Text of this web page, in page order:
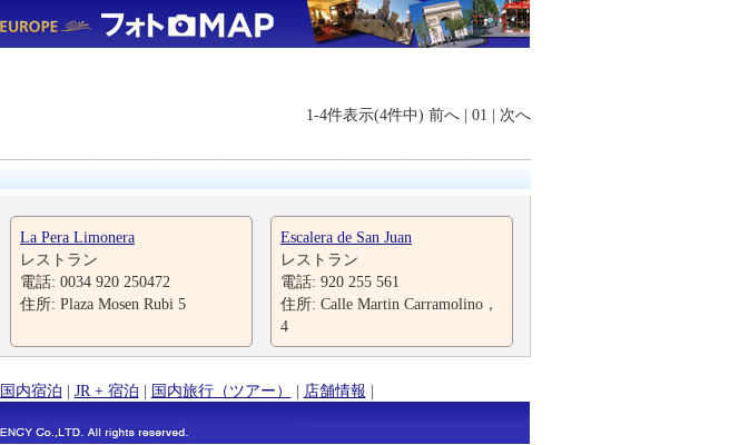
1-4件表示(4件中) 前へ | 01 | 次へ
La Pera Limonera
レストラン
電話: 0034 920 250472
住所: Plaza Mosen Rubi 5
Escalera de San Juan
レストラン
電話: 920 255 561
住所: Calle Martin Carramolino，
4
国内宿泊 | JR + 宿泊 | 国内旅行（ツアー） | 店舗情報 |